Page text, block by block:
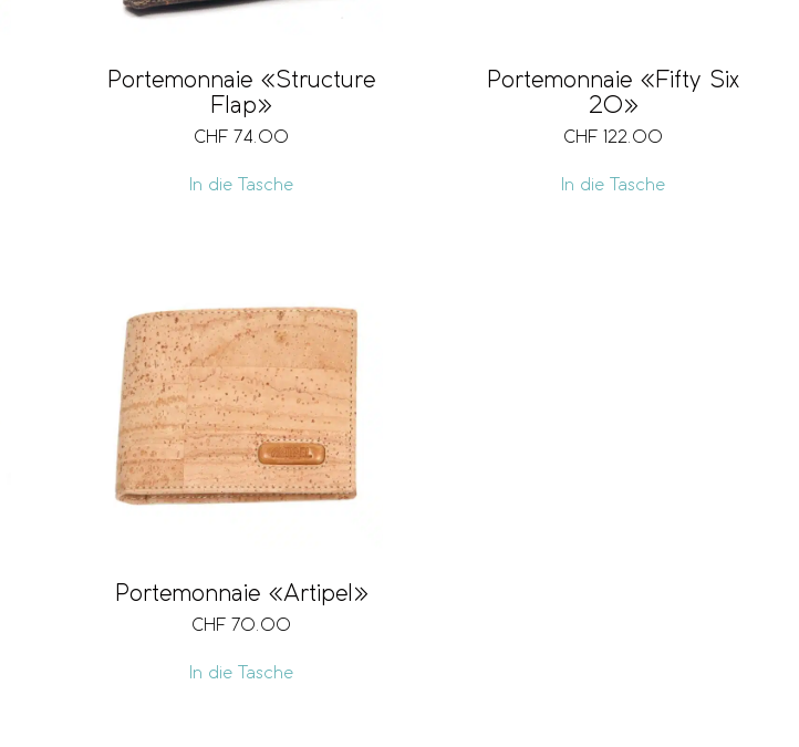
Portemonnaie «Structure
Flap»
CHF 74.00
In die Tasche
Portemonnaie «Fifty Six
20»
CHF 122.00
In die Tasche
Portemonnaie «Artipel»
CHF 70.00
In die Tasche